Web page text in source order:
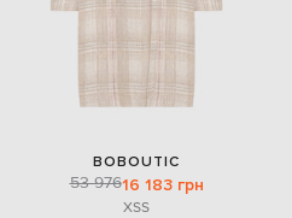
BOBOUTIC
53 97616 183 грн
XSS